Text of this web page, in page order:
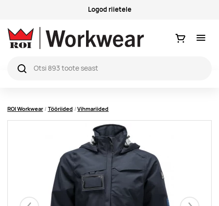
Logod riietele
Ostukorv
ROI Workwear Tööriided Vihmariided